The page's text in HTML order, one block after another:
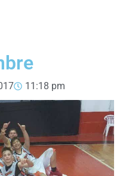
11:18 pm